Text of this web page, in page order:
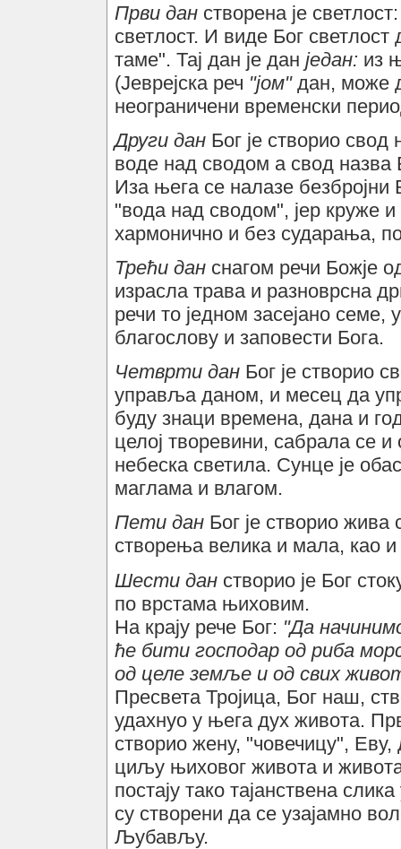
Први дан створена је
светлост. И виде Бог светлост
таме". Тај дан је дан један: из
(Јеврејска реч "јом" дан, може
неограничени временски
Други дан Бог је створио
воде над сводом а свод
Иза њега се налазе безбројни
"вода над сводом", јер круже
хармонично и без сударања,
Трећи дан снагом речи Божје
израсла трава и разноврсна
речи то једном засејано
благослову и заповести Бога.
Четврти дан Бог је створио
управља даном, и месец да
буду знаци времена, дана и
целој творевини, сабрала се
небеска светила. Сунце је
маглама и влагом.
Пети дан Бог је створио
створења велика и мала, као
Шести дан створио је Бог
по врстама њиховим.
На крају рече Бог: "Да
ће бити господар од риба
од целе земље и од свих
Пресвета Тројица, Бог наш,
удахнуо у њега дух живота.
створио жену, "човечицу",
циљу њиховог живота и
постају тако тајанствена
су створени да се узајамно
Љубављу.